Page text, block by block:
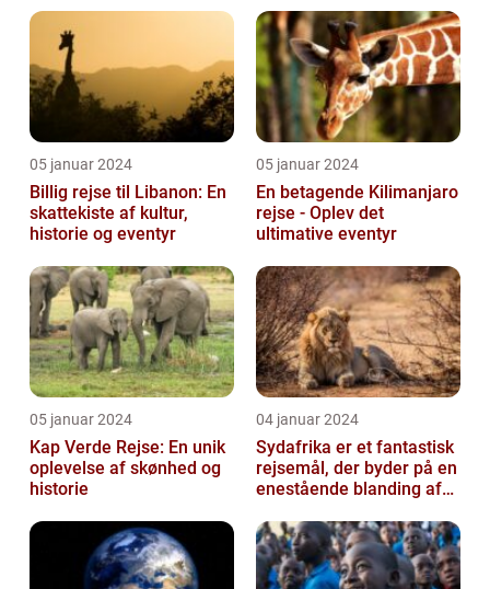
05 januar 2024
Billig rejse til Libanon: En
skattekiste af kultur,
historie og eventyr
05 januar 2024
En betagende Kilimanjaro
rejse - Oplev det
ultimative eventyr
05 januar 2024
Kap Verde Rejse: En unik
oplevelse af skønhed og
historie
04 januar 2024
Sydafrika er et fantastisk
rejsemål, der byder på en
enestående blanding af